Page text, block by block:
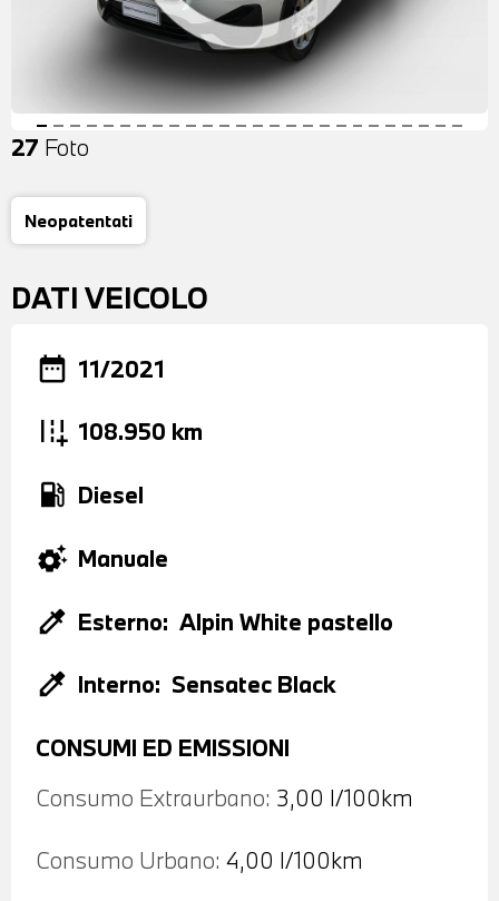
27 Foto
Neopatentati
DATI VEICOLO
date_range 11/2021
add_road 108.950 km
local_gas_station Diesel
settings_suggest Manuale
colorize Esterno: Alpin White pastello
colorize Interno: Sensatec Black
CONSUMI ED EMISSIONI
Consumo Extraurbano: 3,00 l/100km
Consumo Urbano: 4,00 l/100km